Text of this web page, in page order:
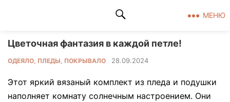
МЕНЮ
Цветочная фантазия в каждой петле!
ОДЕЯЛО, ПЛЕДЫ, ПОКРЫВАЛО 28.09.2024
Этот яркий вязаный комплект из пледа и подушки
наполняет комнату солнечным настроением. Они